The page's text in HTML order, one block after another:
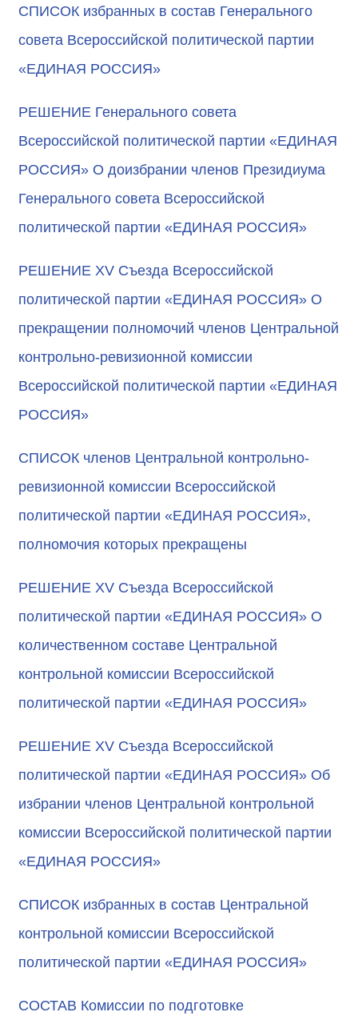
СПИСОК избранных в состав Генерального
совета Всероссийской политической партии
«ЕДИНАЯ РОССИЯ»
РЕШЕНИЕ Генерального совета
Всероссийской политической партии «ЕДИНАЯ
РОССИЯ» О доизбрании членов Президиума
Генерального совета Всероссийской
политической партии «ЕДИНАЯ РОССИЯ»
РЕШЕНИЕ XV Съезда Всероссийской
политической партии «ЕДИНАЯ РОССИЯ» О
прекращении полномочий членов Центральной
контрольно-ревизионной комиссии
Всероссийской политической партии «ЕДИНАЯ
РОССИЯ»
СПИСОК членов Центральной контрольно-
ревизионной комиссии Всероссийской
политической партии «ЕДИНАЯ РОССИЯ»,
полномочия которых прекращены
РЕШЕНИЕ XV Съезда Всероссийской
политической партии «ЕДИНАЯ РОССИЯ» О
количественном составе Центральной
контрольной комиссии Всероссийской
политической партии «ЕДИНАЯ РОССИЯ»
РЕШЕНИЕ XV Съезда Всероссийской
политической партии «ЕДИНАЯ РОССИЯ» Об
избрании членов Центральной контрольной
комиссии Всероссийской политической партии
«ЕДИНАЯ РОССИЯ»
СПИСОК избранных в состав Центральной
контрольной комиссии Всероссийской
политической партии «ЕДИНАЯ РОССИЯ»
СОСТАВ Комиссии по подготовке